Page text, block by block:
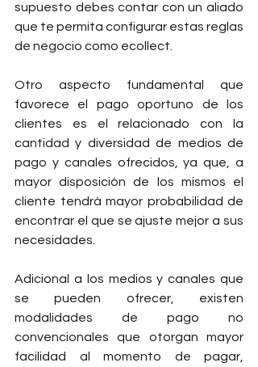
supuesto debes contar con un aliado
que te permita configurar estas reglas
de negocio como ecollect.
Otro aspecto fundamental que
favorece el pago oportuno de los
clientes es el relacionado con la
cantidad y diversidad de medios de
pago y canales ofrecidos, ya que, a
mayor disposición de los mismos el
cliente tendrá mayor probabilidad de
encontrar el que se ajuste mejor a sus
necesidades.
Adicional a los medios y canales que
se pueden ofrecer, existen
modalidades de pago no
convencionales que otorgan mayor
facilidad al momento de pagar,